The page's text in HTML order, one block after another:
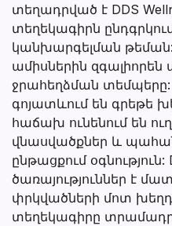
տեղադրված է DDS
տեղեկագիրն
կանխարգելման
ամիսներին զգալիորեն
ջրահեղձման
գոյատևում են գրեթե
հաճախ ունենում են
վնասվածքներ և
ընթացքում օգնություն:
ծառայություններ է
փրկվածների մոտ
տեղեկագիրը